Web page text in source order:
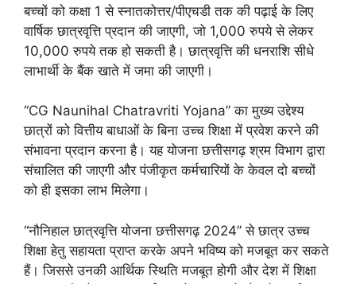
बच्चों को कक्षा 1 से स्नातकोत्तर/पीएचडी तक की पढ़ाई के लिए
वार्षिक छात्रवृत्ति प्रदान की जाएगी, जो 1,000 रुपये से लेकर
10,000 रुपये तक हो सकती है। छात्रवृत्ति की धनराशि सीधे
लाभार्थी के बैंक खाते में जमा की जाएगी।
“CG Naunihal Chatravriti Yojana” का मुख्य उद्देश्य
छात्रों को वित्तीय बाधाओं के बिना उच्च शिक्षा में प्रवेश करने की
संभावना प्रदान करना है। यह योजना छत्तीसगढ़ श्रम विभाग द्वारा
संचालित की जाएगी और पंजीकृत कर्मचारियों के केवल दो बच्चों
को ही इसका लाभ मिलेगा।
“नौनिहाल छात्रवृत्ति योजना छत्तीसगढ़ 2024” से छात्र उच्च
शिक्षा हेतु सहायता प्राप्त करके अपने भविष्य को मजबूत कर सकते
हैं। जिससे उनकी आर्थिक स्थिति मजबूत होगी और देश में शिक्षा